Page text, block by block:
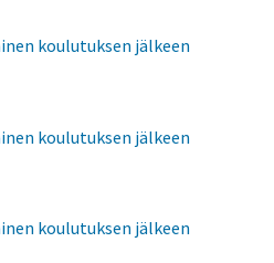
koulutuksen jälkeen
koulutuksen jälkeen
koulutuksen jälkeen